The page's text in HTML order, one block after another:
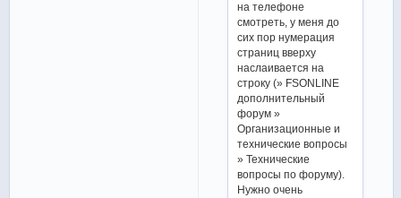
на телефоне
смотреть, у меня до
сих пор нумерация
страниц вверху
наслаивается на
строку (» FSONLINE
дополнительный
форум »
Организационные и
технические вопросы
» Технические
вопросы по форуму).
Нужно очень